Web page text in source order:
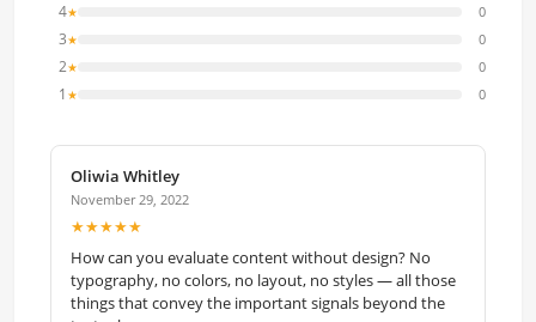
4★ 0
3★ 0
2★ 0
1 ★ 0
Oliwia Whitley
November 29, 2022
★★★★★
How can you evaluate content without design? No
typography, no colors, no layout, no styles — all those
things that convey the important signals beyond the